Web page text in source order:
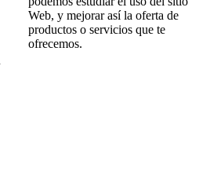
Web, y mejorar así la oferta de
productos o servicios que te
ofrecemos.